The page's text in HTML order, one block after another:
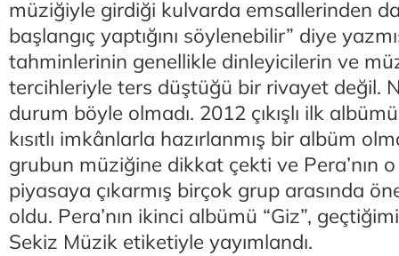
müziğiyle girdiği kulvarda emsallerinden
başlangıç yaptığını söylenebilir” diye
tahminlerinin genellikle dinleyicilerin ve
tercihleriyle ters düştüğü bir rivayet değil.
durum böyle olmadı. 2012 çıkışlı ilk
kısıtlı imkânlarla hazırlanmış bir albüm
grubun müziğine dikkat çekti ve Pera’nın
piyasaya çıkarmış birçok grup arasında
oldu. Pera’nın ikinci albümü “Giz”,
Sekiz Müzik etiketiyle yayımlandı.